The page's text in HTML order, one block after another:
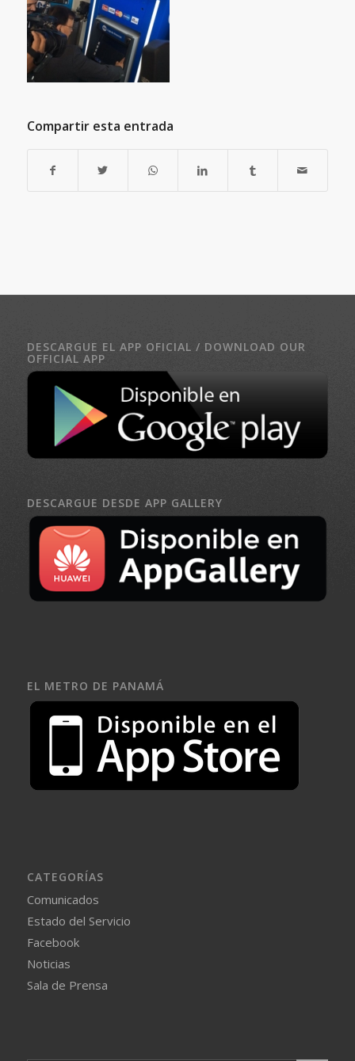
Compartir esta entrada
DESCARGUE EL APP OFICIAL / DOWNLOAD OUR
OFFICIAL APP
DESCARGUE DESDE APP GALLERY
EL METRO DE PANAMÁ
CATEGORÍAS
Comunicados
Estado del Servicio
Facebook
Noticias
Sala de Prensa